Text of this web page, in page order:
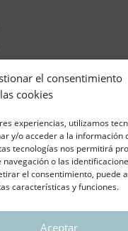
el consentimiento
cookies
experiencias, utilizamos
y/o acceder a la información
tecnologías nos permitirá
o las
el consentimiento, puede
características y funciones.
Aceptar